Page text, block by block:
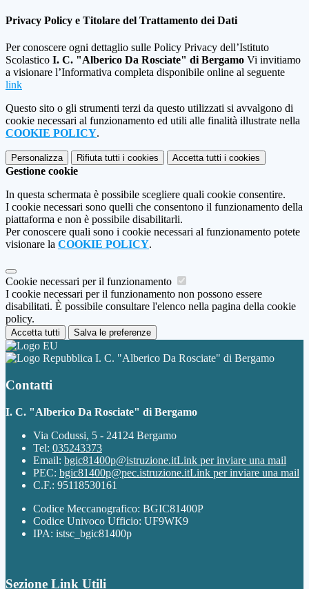
Privacy Policy e Titolare del Trattamento dei Dati
Per conoscere ogni dettaglio sulle Policy Privacy dell’Istituto
Scolastico I. C. "Alberico Da Rosciate" di Bergamo Vi invitiamo
a visionare l’Informativa completa disponibile online al seguente
link
Questo sito o gli strumenti terzi da questo utilizzati si avvalgono di
cookie necessari al funzionamento ed utili alle finalità illustrate nella
COOKIE POLICY.
Personalizza Rifiuta tutti i cookies Accetta tutti i cookies
Gestione cookie
In questa schermata è possibile scegliere quali cookie consentire.
I cookie necessari sono quelli che consentono il funzionamento della
piattaforma e non è possibile disabilitarli.
Per conoscere quali sono i cookie necessari al funzionamento potete
visionare la COOKIE POLICY.
Cookie necessari per il funzionamento
I cookie necessari per il funzionamento non possono essere
disabilitati. È possibile consultare l'elenco nella pagina della cookie
policy.
Accetta tutti Salva le preferenze
I. C. "Alberico Da Rosciate" di Bergamo
Contatti
I. C. "Alberico Da Rosciate" di Bergamo
Via Codussi, 5 - 24124 Bergamo
Tel: 035243373
Email: bgic81400p@istruzione.itLink per inviare una mail
PEC: bgic81400p@pec.istruzione.itLink per inviare una mail
C.F.: 95118530161
Codice Meccanografico: BGIC81400P
Codice Univoco Ufficio: UF9WK9
IPA: istsc_bgic81400p
Sezione Link Utili